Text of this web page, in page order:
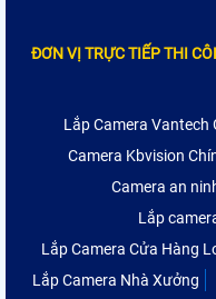
ĐƠN VỊ TRỰC TIẾP THI
Lắp Camera Vantech
Camera Kbvision
Camera an
Lắp
Lắp Camera Cửa Hàng
Lắp Camera Nhà Xưởng